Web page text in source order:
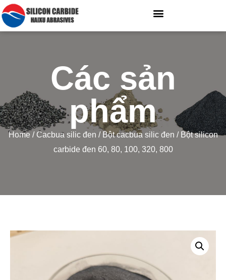
Các sản
phẩm
Home / Cacbua silic đen /Bột cacbua silic đen / Bột silicon
carbide đen 60, 80, 100, 320, 800